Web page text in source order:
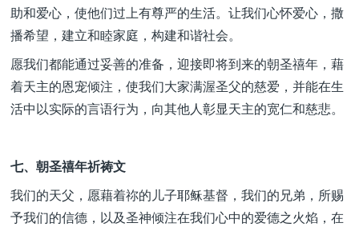
助和爱心，使他们过上有尊严的生活。让我们心怀爱心，撒
播希望，建立和睦家庭，构建和谐社会。
愿我们都能通过妥善的准备，迎接即将到来的朝圣禧年，藉
着天主的恩宠倾注，使我们大家满渥圣父的慈爱，并能在生
活中以实际的言语行为，向其他人彰显天主的宽仁和慈悲。
七、朝圣禧年祈祷文
我们的天父，愿藉着祢的儿子耶稣基督，我们的兄弟，所赐
予我们的信德，以及圣神倾注在我们心中的爱德之火焰，在